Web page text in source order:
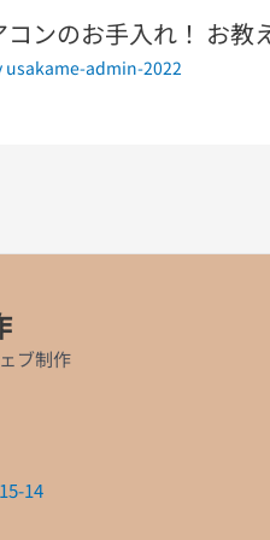
ンのお手入れ！ お教
usakame-admin-2022
ブ制作
14